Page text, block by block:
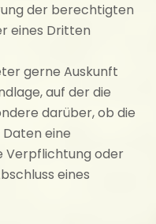
der berechtigten
eines Dritten
gerne Auskunft
auf der die
darüber, ob die
eine
Verpflichtung oder
eines